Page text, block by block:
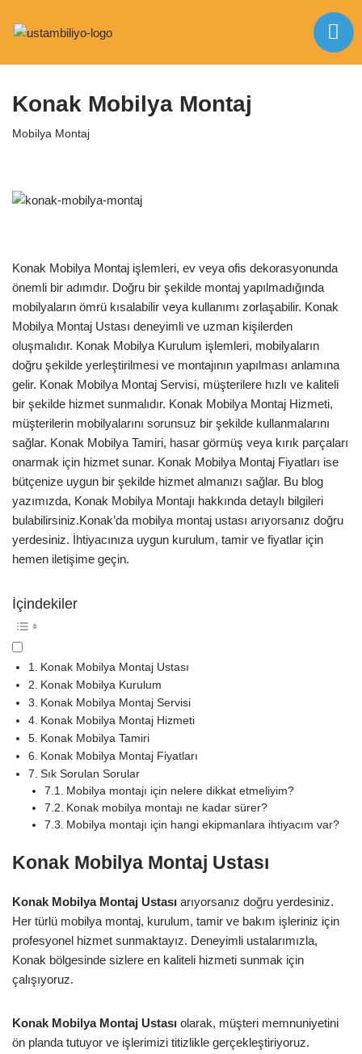
geç
Konak Mobilya Montaj
Mobilya Montaj
Konak Mobilya Montaj işlemleri, ev veya ofis dekorasyonunda
önemli bir adımdır. Doğru bir şekilde montaj yapılmadığında
mobilyaların ömrü kısalabilir veya kullanımı zorlaşabilir. Konak
Mobilya Montaj Ustası deneyimli ve uzman kişilerden
oluşmalıdır. Konak Mobilya Kurulum işlemleri, mobilyaların
doğru şekilde yerleştirilmesi ve montajının yapılması anlamına
gelir. Konak Mobilya Montaj Servisi, müşterilere hızlı ve kaliteli
bir şekilde hizmet sunmalıdır. Konak Mobilya Montaj Hizmeti,
müşterilerin mobilyalarını sorunsuz bir şekilde kullanmalarını
sağlar. Konak Mobilya Tamiri, hasar görmüş veya kırık parçaları
onarmak için hizmet sunar. Konak Mobilya Montaj Fiyatları ise
bütçenize uygun bir şekilde hizmet almanızı sağlar. Bu blog
yazımızda, Konak Mobilya Montajı hakkında detaylı bilgileri
bulabilirsiniz.Konak’da mobilya montaj ustası arıyorsanız doğru
yerdesiniz. İhtiyacınıza uygun kurulum, tamir ve fiyatlar için
hemen iletişime geçin.
İçindekiler
Konak Mobilya Montaj Ustası
Konak Mobilya Kurulum
Konak Mobilya Montaj Servisi
Konak Mobilya Montaj Hizmeti
Konak Mobilya Tamiri
Konak Mobilya Montaj Fiyatları
Sık Sorulan Sorular
Mobilya montajı için nelere dikkat etmeliyim?
Konak mobilya montajı ne kadar sürer?
Mobilya montajı için hangi ekipmanlara ihtiyacım var?
Konak Mobilya Montaj Ustası
Konak Mobilya Montaj Ustası arıyorsanız doğru yerdesiniz.
Her türlü mobilya montaj, kurulum, tamir ve bakım işleriniz için
profesyonel hizmet sunmaktayız. Deneyimli ustalarımızla,
Konak bölgesinde sizlere en kaliteli hizmeti sunmak için
çalışıyoruz.
Konak Mobilya Montaj Ustası olarak, müşteri memnuniyetini
ön planda tutuyor ve işlerimizi titizlikle gerçekleştiriyoruz.